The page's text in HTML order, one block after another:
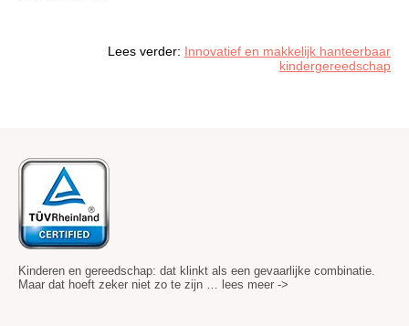
Lees verder: Innovatief en makkelijk hanteerbaar
kindergereedschap
Kinderen en gereedschap: dat klinkt als een gevaarlijke combinatie.
Maar dat hoeft zeker niet zo te zijn … lees meer ->